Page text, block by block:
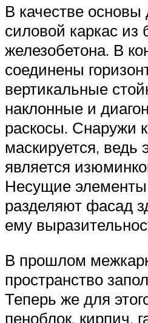
В качестве
силовой каркас из
железобетона. В
соединены
вертикальные
наклонные и
раскосы. Снаружи
маскируется, ведь
является
Несущие
разделяют фасад
ему
В прошлом
пространство
Теперь же для
пеноблок, кирпич,